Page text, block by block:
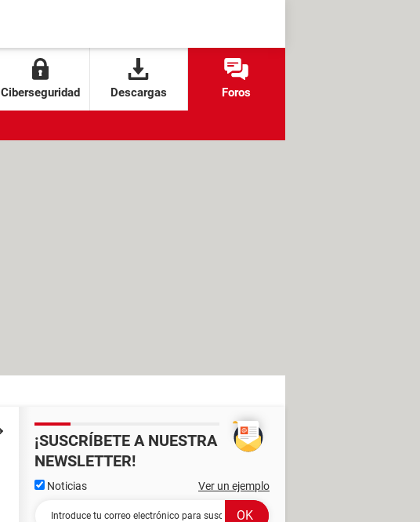
Ciberseguridad Descargas Foros
¡SUSCRÍBETE A NUESTRA
NEWSLETTER!
Noticias Ver un ejemplo